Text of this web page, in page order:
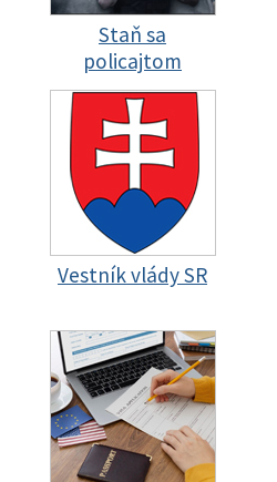
Staň sa
policajtom
Vestník vlády SR